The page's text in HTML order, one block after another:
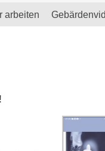
arbeiten